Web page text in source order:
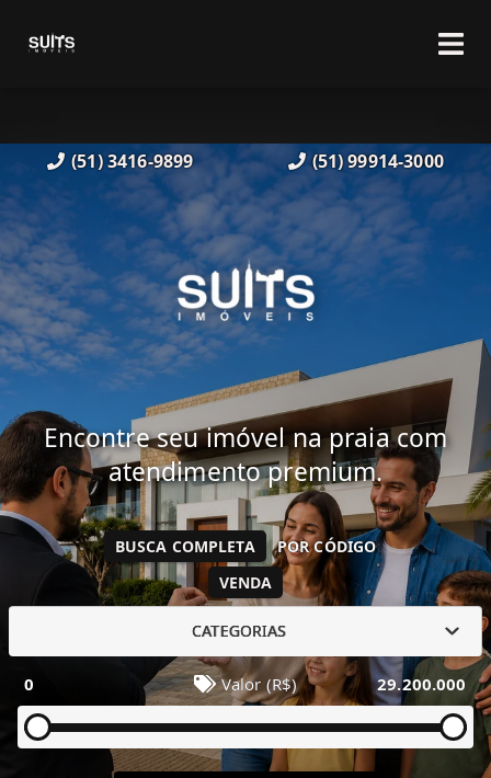
(51) 3416-9899 (51) 99914-3000
Encontre seu imóvel na praia com
atendimento premium.
VENDA
BUSCA COMPLETA POR CÓDIGO
CATEGORIAS
0 Valor (R$) 29.200.000